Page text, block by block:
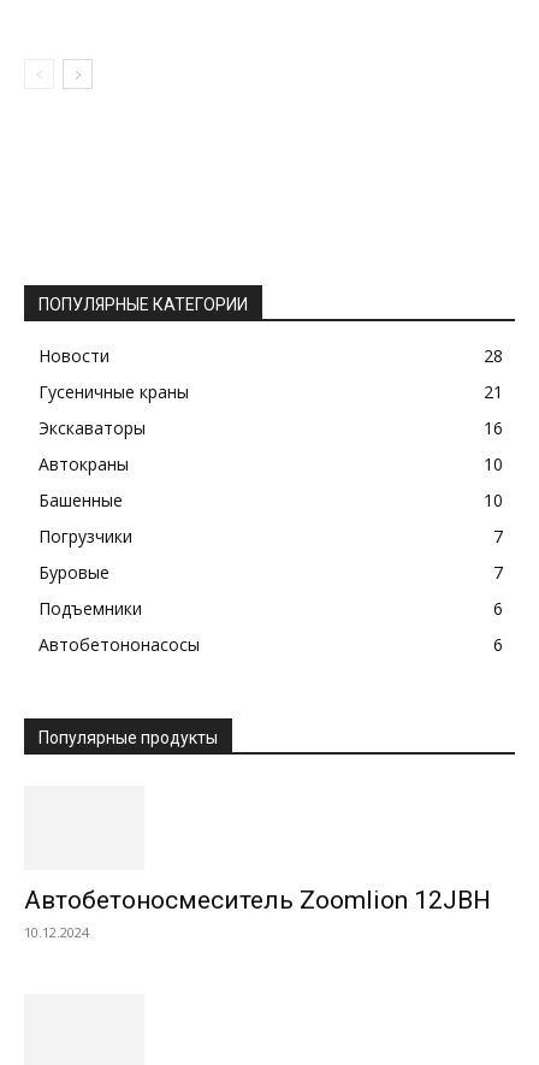
ПОПУЛЯРНЫЕ КАТЕГОРИИ
Новости
28
Гусеничные краны
21
Экскаваторы
16
Автокраны
10
Башенные
10
Погрузчики
7
Буровые
7
Подъемники
6
Автобетононасосы
6
Популярные продукты
Автобетоносмеситель Zoomlion 12JBH
10.12.2024